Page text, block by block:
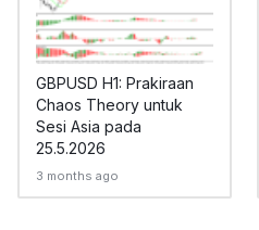
GBPUSD H1: Prakiraan
Chaos Theory untuk
Sesi Asia pada
25.5.2026
3 months ago